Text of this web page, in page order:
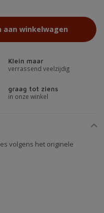
aan winkelwagen
Klein maar
verrassend veelzijdig
graag tot ziens
in onze winkel
volgens het originele